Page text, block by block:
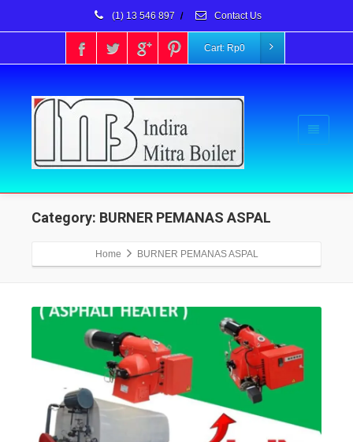
(1) 13 546 897 / Contact Us
Cart: Rp0
Category: BURNER PEMANAS ASPAL
Home BURNER PEMANAS ASPAL